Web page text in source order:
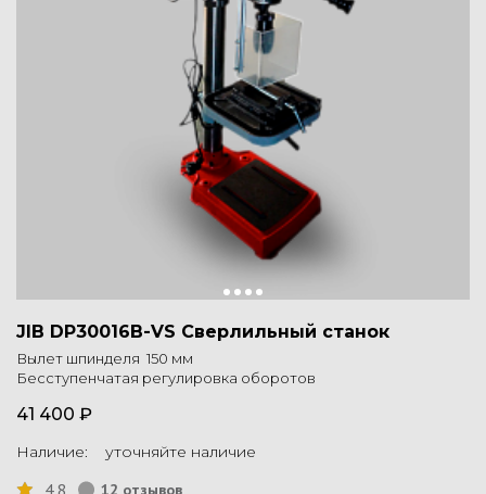
JIB DP30016B-VS Сверлильный станок
Вылет шпинделя 150 мм
Бесступенчатая регулировка оборотов
41 400 ₽
Наличие: уточняйте наличие
12 отзывов